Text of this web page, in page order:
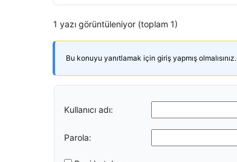
1 yazı görüntüleniyor (toplam 1)
Bu konuyu yanıtlamak için giriş yapmış olmalısınız.
Kullanıcı adı:
Parola: